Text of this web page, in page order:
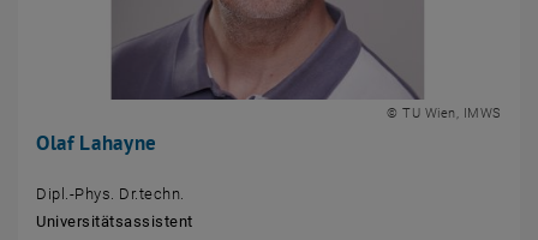
Olaf Lahayne
© TU Wien, IMWS
Dipl.-Phys. Dr.techn.
Universitätsassistent